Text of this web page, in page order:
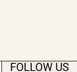
FOLLOW US